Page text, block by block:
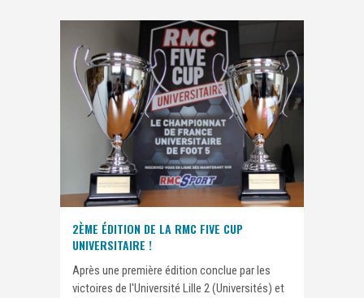
2ÈME ÉDITION DE LA RMC FIVE CUP
UNIVERSITAIRE !
Après une première édition conclue par les
victoires de l'Université Lille 2 (Universités) et